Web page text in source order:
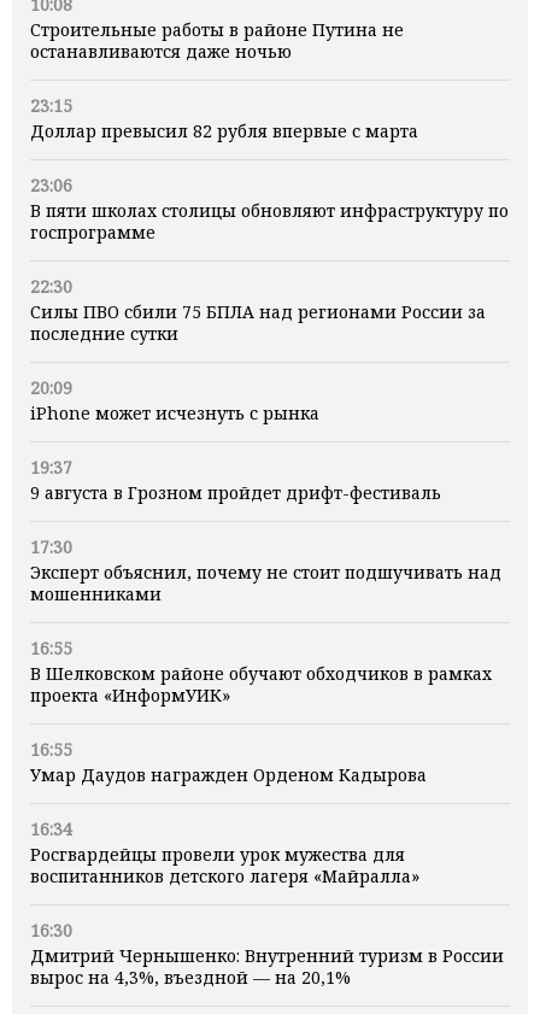
Строительные работы в районе Путина не
останавливаются даже ночью
23:15
Доллар превысил 82 рубля впервые с марта
23:06
В пяти школах столицы обновляют инфраструктуру по
госпрограмме
22:30
Силы ПВО сбили 75 БПЛА над регионами России за
последние сутки
20:09
iPhone может исчезнуть с рынка
19:37
9 августа в Грозном пройдет дрифт-фестиваль
17:30
Эксперт объяснил, почему не стоит подшучивать над
мошенниками
16:55
В Шелковском районе обучают обходчиков в рамках
проекта «ИнформУИК»
16:55
Умар Даудов награжден Орденом Кадырова
16:34
Росгвардейцы провели урок мужества для
воспитанников детского лагеря «Майралла»
16:30
Дмитрий Чернышенко: Внутренний туризм в России
вырос на 4,3%, въездной — на 20,1%